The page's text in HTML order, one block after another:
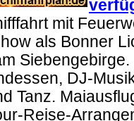
mit
als Bonner
DJ-
Tanz.
Reise-